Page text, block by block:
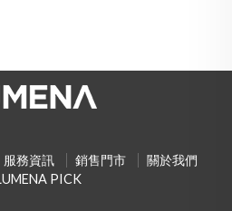
服務資訊 銷售門市
關於我們
PICK